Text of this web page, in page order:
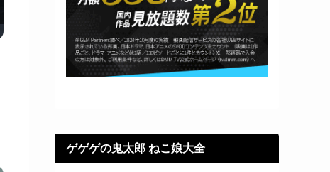
ゲゲゲの鬼太郎 ねこ娘大全